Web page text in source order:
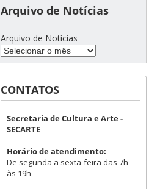
Arquivo de Notícias
Arquivo de Notícias
CONTATOS
Secretaria de Cultura e Arte -
SECARTE
Horário de atendimento:
De segunda a sexta-feira das 7h
às 19h